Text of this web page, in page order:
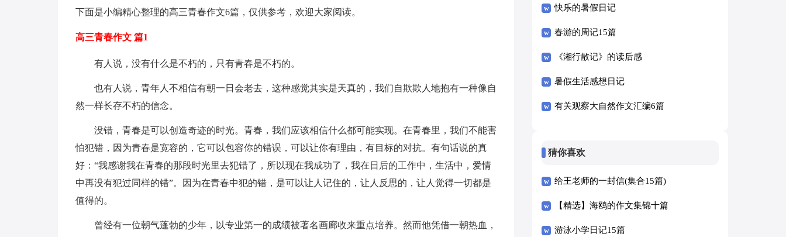
下面是小编精心整理的高三青春作文6篇，仅供参考，欢迎大家阅读。
高三青春作文 篇1
有人说，没有什么是不朽的，只有青春是不朽的。
也有人说，青年人不相信有朝一日会老去，这种感觉其实是天真的，我们自欺欺人地抱有一种像自
然一样长存不朽的信念。
没错，青春是可以创造奇迹的时光。青春，我们应该相信什么都可能实现。在青春里，我们不能害
怕犯错，因为青春是宽容的，它可以包容你的错误，可以让你有理由，有目标的对抗。有句话说的真
好：“我感谢我在青春的那段时光里去犯错了，所以现在我成功了，我在日后的工作中，生活中，爱情
中再没有犯过同样的错”。因为在青春中犯的错，是可以让人记住的，让人反思的，让人觉得一切都是
值得的。
曾经有一位朝气蓬勃的少年，以专业第一的成绩被著名画廊收来重点培养。然而他凭借一朝热血，
快乐的暑假日记
春游的周记15篇
《湘行散记》的读后感
暑假生活感想日记
有关观察大自然作文汇编6篇
猜你喜欢
给王老师的一封信(集合15篇)
【精选】海鸥的作文集锦十篇
游泳小学日记15篇